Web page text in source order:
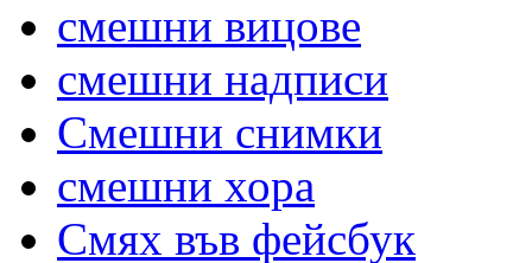
смешни вицове
смешни надписи
Смешни снимки
смешни хора
Смях във фейсбук